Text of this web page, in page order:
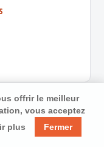
offrir le meilleur
vous acceptez
plus Fermer